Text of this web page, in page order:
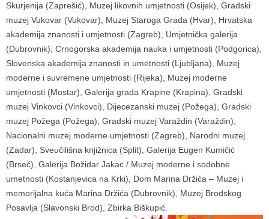
Skurjenija (Zaprešić), Muzej likovnih umjetnosti (Osijek), Gradski
muzej Vukovar (Vukovar), Muzej Staroga Grada (Hvar), Hrvatska
akademija znanosti i umjetnosti (Zagreb), Umjetnička galerija
(Dubrovnik), Crnogorska akademija nauka i umjetnosti (Podgorica),
Slovenska akademija znanosti in umetnosti (Ljubljana), Muzej
moderne i suvremene umjetnosti (Rijeka), Muzej moderne
umjetnosti (Mostar), Galerija grada Krapine (Krapina), Gradski
muzej Vinkovci (Vinkovci), Dijecezanski muzej (Požega), Gradski
muzej Požega (Požega), Gradski muzej Varaždin (Varaždin),
Nacionalni muzej moderne umjetnosti (Zagreb), Narodni muzej
(Zadar), Sveučilišna knjižnica (Split), Galerija Eugen Kumičić
(Brseč), Galerija Božidar Jakac / Muzej moderne i sodobne
umetnosti (Kostanjevica na Krki), Dom Marina Držića – Muzej i
memorijalna kuća Marina Držića (Dubrovnik), Muzej Brodskog
Posavlja (Slavonski Brod), Zbirka Biškupić.